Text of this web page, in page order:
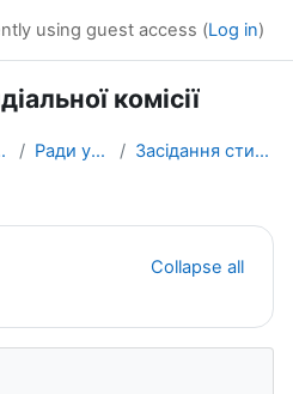
using guest access (Log in)
комісії
ХНАДУ Ради університету Засідання стипендіальної комісії
Collapse all